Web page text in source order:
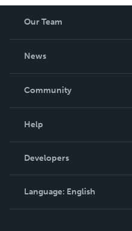
Our Team
News
In The News
Community
Podcast
Help
Order Lookup
Knowledge Base
Contact Support
Developers
Language: English